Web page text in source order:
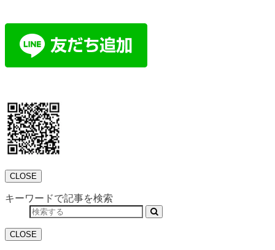
CLOSE
キーワードで記事を検索
CLOSE